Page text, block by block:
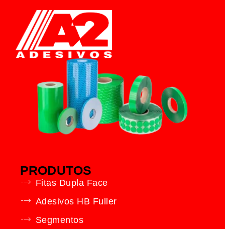
PRODUTOS
Fitas Dupla Face
Adesivos HB Fuller
Segmentos